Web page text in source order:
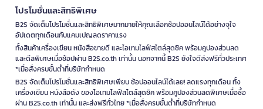
โปรโมชั่นและสิทธิพิเศษ
B2S จัดเต็มโปรโมชั่นและสิทธิพิเศษมากมายให้คุณเลือกช้อปออนไลน์ได้อย่างจุใจ
อัปเดตทุกเดือนกับแคมเปญลดราคาแรง
ทั้งสินค้าเครื่องเขียน หนังสือขายดี และไอเทมไลฟ์สไตล์สุดชิค พร้อมคูปองส่วนลด
และดีลพิเศษเมื่อช้อปผ่าน B2S.co.th เท่านั้น นอกจากนี้ B2S ยังใจดีส่งฟรีทั่วประเทศ
*เมื่อสั่งครบขั้นต่ำที่บริษัทกำหนด
B2S จัดเต็มโปรโมชั่นและสิทธิพิเศษเพียบ ช้อปออนไลน์ได้เลย! ลดแรงทุกเดือน ทั้ง
เครื่องเขียน หนังสือดัง ของไอเทมไลฟ์สไตล์สุดชิค พร้อมคูปองส่วนลดพิเศษเมื่อซื้อ
ผ่าน B2S.co.th เท่านั้น และส่งฟรีทั่วไทย *เมื่อสั่งครบขั้นต่ำที่บริษัทกำหนด